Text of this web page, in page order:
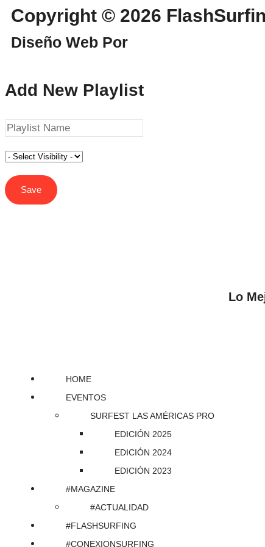
Copyright © 2026
Diseño Web Por
Add New Playlist
Lo
HOME
EVENTOS
SURFEST LAS AMÉRICAS PRO
EDICIÓN 2025
EDICIÓN 2024
EDICIÓN 2023
#MAGAZINE
#ACTUALIDAD
#FLASHSURFING
#CONEXIONSURFING